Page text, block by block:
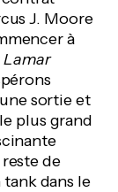
J. Moore
à
Lamar
sortie et
plus grand
de
dans le